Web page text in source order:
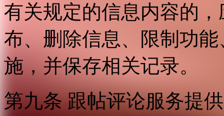
有关规定的信息内容的
布、删除信息、限制功
施，并保存相关记录。
第九条 跟帖评论服务提